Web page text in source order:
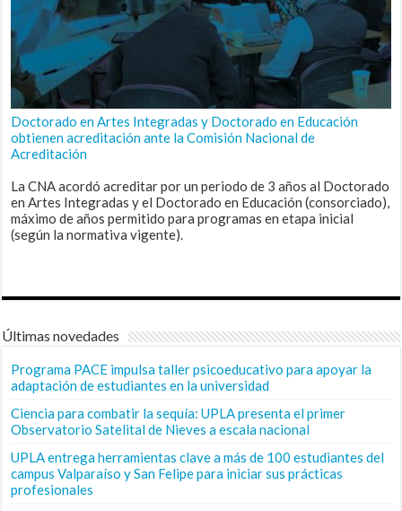
Doctorado en Artes Integradas y Doctorado en Educación
obtienen acreditación ante la Comisión Nacional de
Acreditación
La CNA acordó acreditar por un periodo de 3 años al Doctorado
en Artes Integradas y el Doctorado en Educación (consorciado),
máximo de años permitido para programas en etapa inicial
(según la normativa vigente).
Últimas novedades
Programa PACE impulsa taller psicoeducativo para apoyar la
adaptación de estudiantes en la universidad
Ciencia para combatir la sequía: UPLA presenta el primer
Observatorio Satelital de Nieves a escala nacional
UPLA entrega herramientas clave a más de 100 estudiantes del
campus Valparaíso y San Felipe para iniciar sus prácticas
profesionales